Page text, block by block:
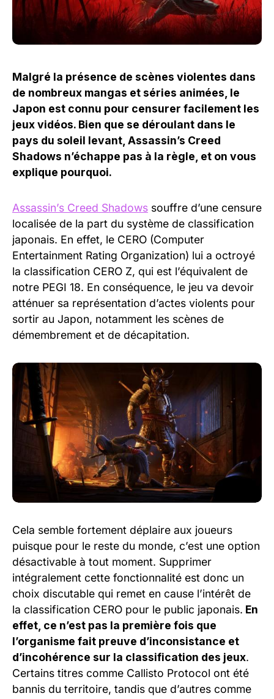
Malgré la présence de scènes violentes dans
de nombreux mangas et séries animées, le
Japon est connu pour censurer facilement les
jeux vidéos. Bien que se déroulant dans le
pays du soleil levant, Assassin’s Creed
Shadows n’échappe pas à la règle, et on vous
explique pourquoi.
Assassin’s Creed Shadows souffre d’une censure
localisée de la part du système de classification
japonais. En effet, le CERO (Computer
Entertainment Rating Organization) lui a octroyé
la classification CERO Z, qui est l’équivalent de
notre PEGI 18. En conséquence, le jeu va devoir
atténuer sa représentation d’actes violents pour
sortir au Japon, notamment les scènes de
démembrement et de décapitation.
Cela semble fortement déplaire aux joueurs
puisque pour le reste du monde, c’est une option
désactivable à tout moment. Supprimer
intégralement cette fonctionnalité est donc un
choix discutable qui remet en cause l’intérêt de
la classification CERO pour le public japonais. En
effet, ce n’est pas la première fois que
l’organisme fait preuve d’inconsistance et
d’incohérence sur la classification des jeux.
Certains titres comme Callisto Protocol ont été
bannis du territoire, tandis que d’autres comme